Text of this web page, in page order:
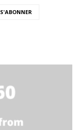
S'ABONNER